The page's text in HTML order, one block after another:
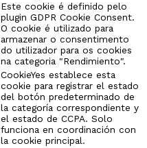
Este cookie é definido pelo
plugin GDPR Cookie Consent.
O cookie é utilizado para
armazenar o consentimento
do utilizador para os cookies
na categoria "Rendimiento".
CookieYes establece esta
cookie para registrar el estado
del botón predeterminado de
la categoría correspondiente y
el estado de CCPA. Solo
funciona en coordinación con
la cookie principal.